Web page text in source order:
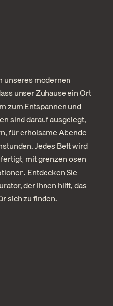
unseres modernen
unser Zuhause ein Ort
zum Entspannen und
sind darauf ausgelegt,
für erholsame Abende
Jedes Bett wird
mit grenzenlosen
Entdecken Sie
der Ihnen hilft, das
sich zu finden.